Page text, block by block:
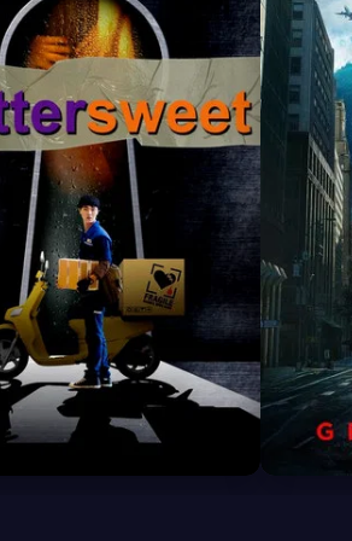
6.1